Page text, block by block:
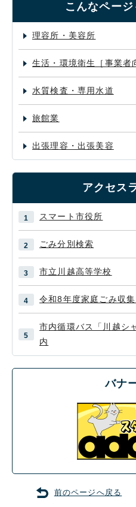
こんなペー
理容所・美容所
生活・環境衛生［事業者
水質検査・専用水道
旅館業
出張理容・出張美容
アクセス
スマート市役所
ごみ分別検索
市立川越高等学校
令和8年度家庭ごみ収
市内循環バス「川越シ
内
バナ
前のページへ戻る